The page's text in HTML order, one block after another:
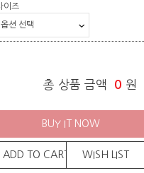
이즈
총 상품 금액 0 원
BUY IT NOW
ADD TO CART WISH LIST